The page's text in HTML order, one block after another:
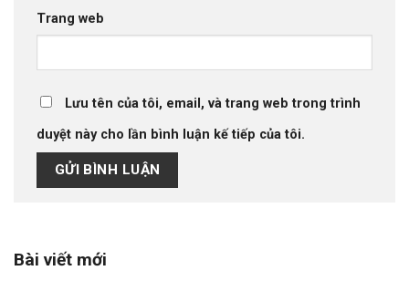
Trang web
Lưu tên của tôi, email, và trang web trong trình
duyệt này cho lần bình luận kế tiếp của tôi.
Bài viết mới